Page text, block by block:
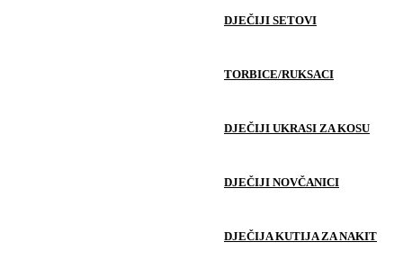
DJEČIJI SETOVI
TORBICE/RUKSACI
DJEČIJI UKRASI ZA KOSU
DJEČIJI NOVČANICI
DJEČIJA KUTIJA ZA NAKIT